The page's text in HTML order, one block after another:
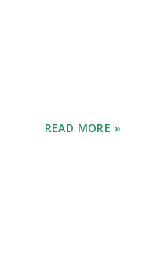
READ MORE »